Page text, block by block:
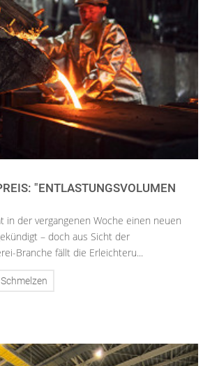
"ENTLASTUNGSVOLUMEN
in der vergangenen Woche einen neuen
– doch aus Sicht der
Branche fällt die Erleichteru...
Schmelzen